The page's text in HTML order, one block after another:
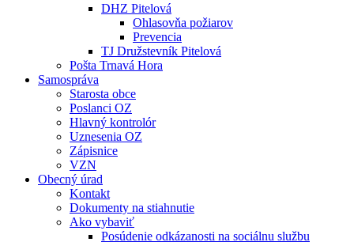
DHZ Pitelová
Ohlasovňa požiarov
Prevencia
TJ Družstevník Pitelová
Pošta Trnavá Hora
Samospráva
Starosta obce
Poslanci OZ
Hlavný kontrolór
Uznesenia OZ
Zápisnice
VZN
Obecný úrad
Kontakt
Dokumenty na stiahnutie
Ako vybaviť
Posúdenie odkázanosti na sociálnu službu